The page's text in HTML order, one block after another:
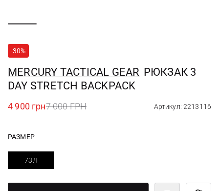
-30%
MERCURY TACTICAL GEAR РЮКЗАК 3
DAY STRETCH BACKPACK
4 900 грн7 000 ГРН Артикул: 2213116
РАЗМЕР
73Л